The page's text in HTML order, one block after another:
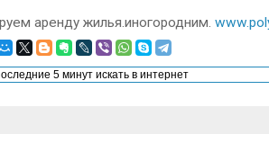
аренду жилья.иногородним.